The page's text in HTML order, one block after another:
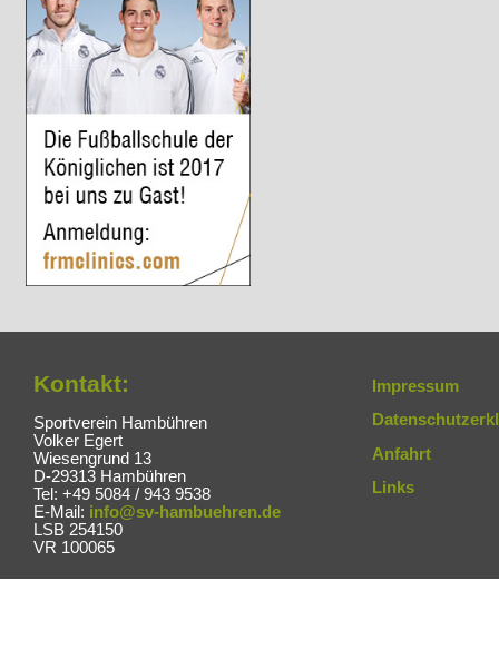
Kontakt:
Sportverein Hambühren
Volker Egert
Wiesengrund 13
D-29313 Hambühren
Tel: +49 5084 / 943 9538
E-Mail: info@sv-hambuehren.de
LSB 254150
VR 100065
Impressum
Anfahrt
Links